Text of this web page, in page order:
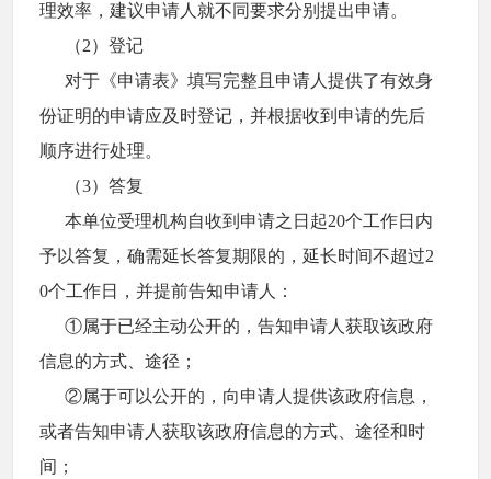
理效率，建议申请人就不同要求分别提出申请。
（2）登记
对于《申请表》填写完整且申请人提供了有效身
份证明的申请应及时登记，并根据收到申请的先后
顺序进行处理。
（3）答复
本单位受理机构自收到申请之日起20个工作日内
予以答复，确需延长答复期限的，延长时间不超过2
0个工作日，并提前告知申请人：
①属于已经主动公开的，告知申请人获取该政府
信息的方式、途径；
②属于可以公开的，向申请人提供该政府信息，
或者告知申请人获取该政府信息的方式、途径和时
间；